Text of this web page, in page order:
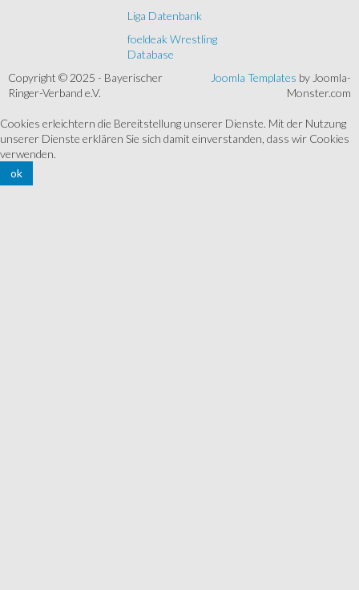
Liga Datenbank
foeldeak Wrestling
Database
Copyright © 2025 - Bayerischer
Ringer-Verband e.V.
Joomla Templates by Joomla-
Monster.com
Cookies erleichtern die Bereitstellung unserer Dienste. Mit der Nutzung
unserer Dienste erklären Sie sich damit einverstanden, dass wir Cookies
verwenden.
ok